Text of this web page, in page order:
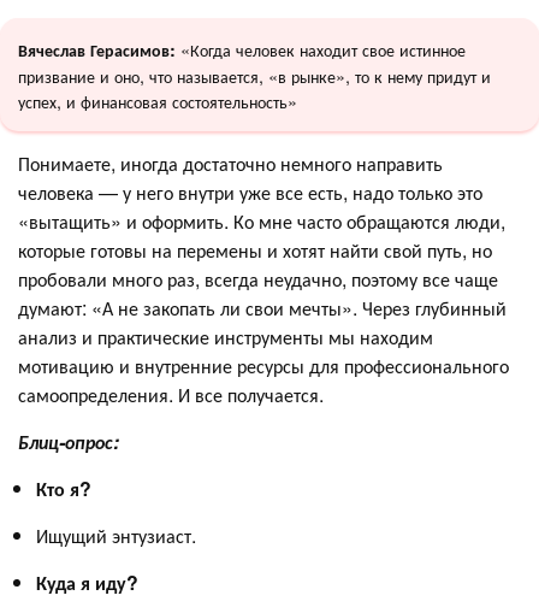
Вячеслав Герасимов: «Когда человек находит свое истинное
призвание и оно, что называется, «в рынке», то к нему придут и
успех, и финансовая состоятельность»
Понимаете, иногда достаточно немного направить
человека — у него внутри уже все есть, надо только это
«вытащить» и оформить. Ко мне часто обращаются люди,
которые готовы на перемены и хотят найти свой путь, но
пробовали много раз, всегда неудачно, поэтому все чаще
думают: «А не закопать ли свои мечты». Через глубинный
анализ и практические инструменты мы находим
мотивацию и внутренние ресурсы для профессионального
самоопределения. И все получается.
Блиц-опрос:
Кто я?
Ищущий энтузиаст.
Куда я иду?